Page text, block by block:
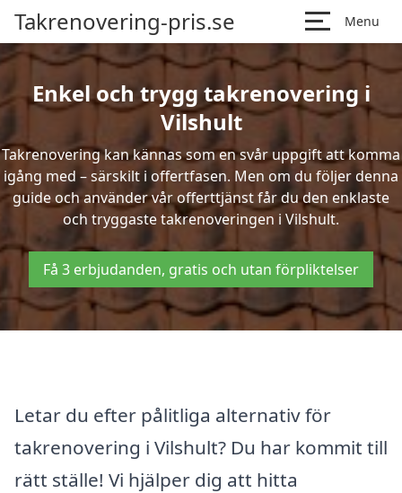
Takrenovering-pris.se Menu
Enkel och trygg takrenovering i
Vilshult
Takrenovering kan kännas som en svår uppgift att komma
igång med – särskilt i offertfasen. Men om du följer denna
guide och använder vår offerttjänst får du den enklaste
och tryggaste takrenoveringen i Vilshult.
Få 3 erbjudanden, gratis och utan förpliktelser
Letar du efter pålitliga alternativ för
takrenovering i Vilshult? Du har kommit till
rätt ställe! Vi hjälper dig att hitta